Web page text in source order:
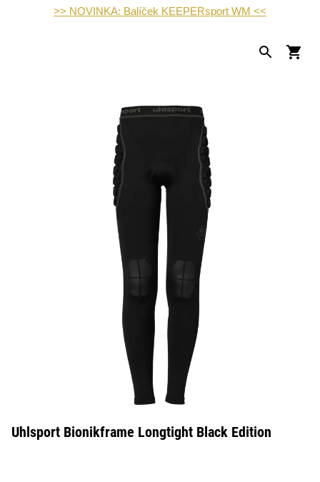
>> NOVINKA: Balíček KEEPERsport WM <<
Uhlsport Bionikframe Longtight Black Edition